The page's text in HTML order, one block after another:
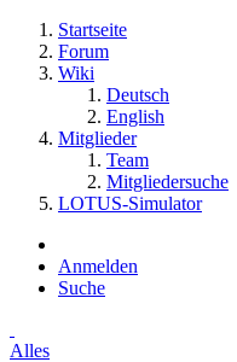
Startseite
Forum
Wiki
Deutsch
English
Mitglieder
Team
Mitgliedersuche
LOTUS-Simulator
Anmelden
Suche
Alles